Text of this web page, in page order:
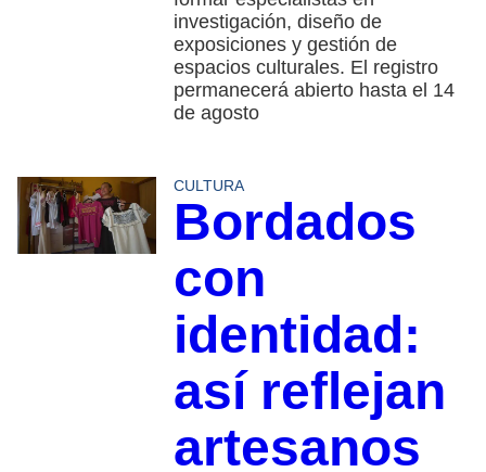
investigación, diseño de
exposiciones y gestión de
espacios culturales. El registro
permanecerá abierto hasta el 14
de agosto
CULTURA
Bordados
con
identidad:
así reflejan
artesanos